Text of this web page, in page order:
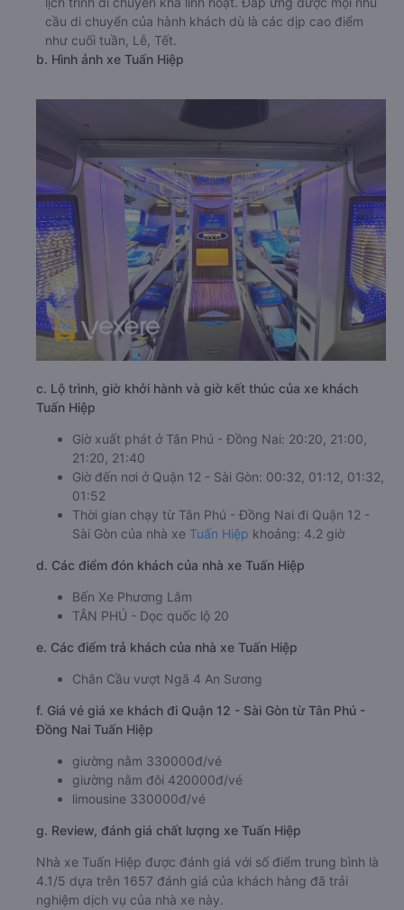
cầu di chuyển của hành khách dù là các dịp cao điểm
như cuối tuần, Lễ, Tết.
b. Hình ảnh xe Tuấn Hiệp
c. Lộ trình, giờ khởi hành và giờ kết thúc của xe khách
Tuấn Hiệp
Giờ xuất phát ở Tân Phú - Đồng Nai: 20:20, 21:00,
21:20, 21:40
Giờ đến nơi ở Quận 12 - Sài Gòn: 00:32, 01:12, 01:32,
01:52
Thời gian chạy từ Tân Phú - Đồng Nai đi Quận 12 -
Sài Gòn của nhà xe Tuấn Hiệp khoảng: 4.2 giờ
d. Các điểm đón khách của nhà xe Tuấn Hiệp
Bến Xe Phương Lâm
TÂN PHÚ - Dọc quốc lộ 20
e. Các điểm trả khách của nhà xe Tuấn Hiệp
Chân Cầu vượt Ngã 4 An Sương
f. Giá vé giá xe khách đi Quận 12 - Sài Gòn từ Tân Phú -
Đồng Nai Tuấn Hiệp
giường nằm 330000đ/vé
giường nằm đôi 420000đ/vé
limousine 330000đ/vé
g. Review, đánh giá chất lượng xe Tuấn Hiệp
Nhà xe Tuấn Hiệp được đánh giá với số điểm trung bình là
4.1/5 dựa trên 1657 đánh giá của khách hàng đã trải
nghiệm dịch vụ của nhà xe này.